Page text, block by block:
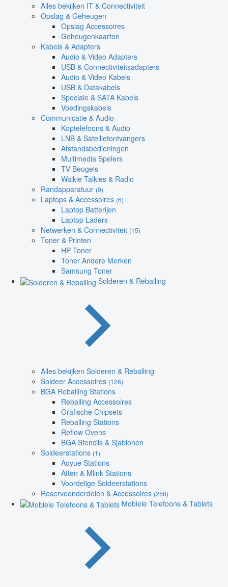
Alles bekijken IT & Connectiviteit
Opslag & Geheugen
Opslag Accessoires
Geheugenkaarten
Kabels & Adapters
Audio & Video Adapters
USB & Connectiviteitsadapters
Audio & Video Kabels
USB & Datakabels
Speciale & SATA Kabels
Voedingskabels
Communicatie & Audio
Koptelefoons & Audio
LNB & Satellietontvangers
Afstandsbedieningen
Multimedia Spelers
TV Beugels
Walkie Talkies & Radio
Randapparatuur (9)
Laptops & Accessoires (6)
Laptop Batterijen
Laptop Laders
Netwerken & Connectiviteit (15)
Toner & Printen
HP Toner
Toner Andere Merken
Samsung Toner
Solderen & Reballing
Alles bekijken Solderen & Reballing
Soldeer Accessoires (126)
BGA Reballing Stations
Reballing Accessoires
Grafische Chipsets
Reballing Stations
Reflow Ovens
BGA Stencils & Sjablonen
Soldeerstations (1)
Aoyue Stations
Atten & Mlink Stations
Voordelige Soldeerstations
Reserveonderdelen & Accessoires (258)
Mobiele Telefoons & Tablets